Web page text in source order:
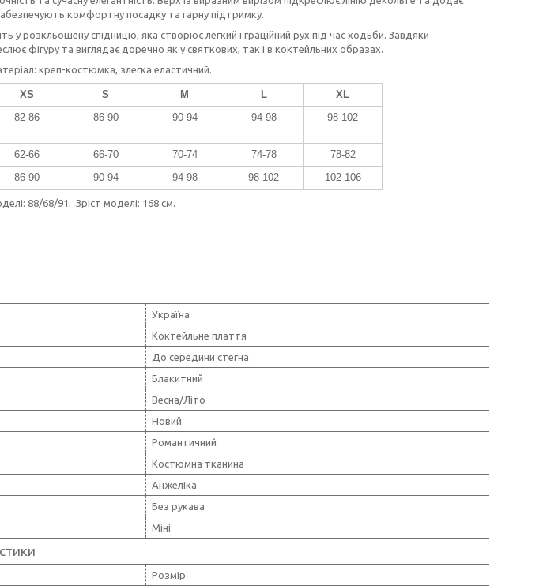
комфортну посадку та гарну підтримку.
у розкльошену спідницю, яка створює легкий і граційний рух під час ходьби. Завдяки
фігуру та виглядає доречно як у святкових, так і в коктейльних образах.
креп-костюмка, злегка еластичний.
XS S M L
XL
82-86 86-90 90-94 94-98 98-102
62-66 66-70 70-74 74-78
78-82
86-90 90-94 94-98 98-102 102-106
88/68/91. Зріст моделі: 168 см.
Україна
Коктейльне плаття
До середини стегна
Блакитний
Весна/Літо
Новий
Романтичний
Костюмна тканина
Анжеліка
Без рукава
Міні
Розмір